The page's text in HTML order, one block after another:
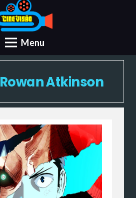
Menu
Rowan Atkinson